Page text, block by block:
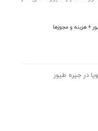
+ هزینه و مجوزها